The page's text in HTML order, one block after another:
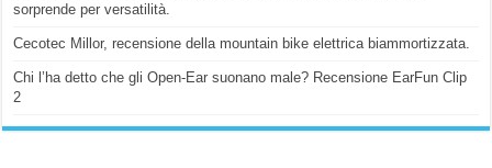
sorprende per versatilità.
Cecotec Millor, recensione della mountain bike elettrica biammortizzata.
Chi l’ha detto che gli Open-Ear suonano male? Recensione EarFun Clip
2